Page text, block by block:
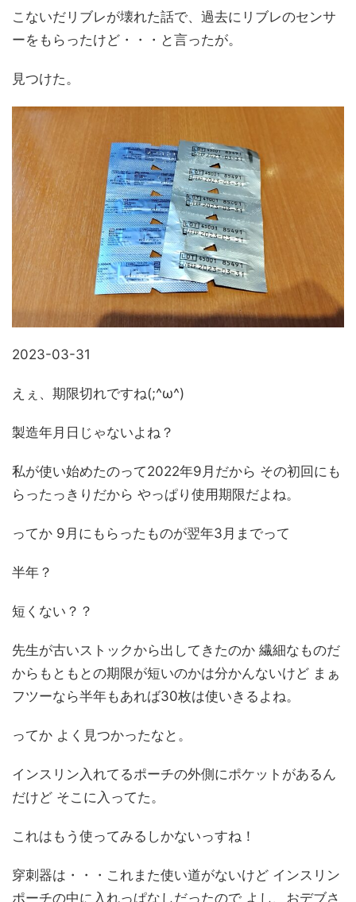
こないだリブレが壊れた話で、過去にリブレのセンサ
ーをもらったけど・・・と言ったが。
見つけた。
2023-03-31
えぇ、期限切れですね(;^ω^)
製造年月日じゃないよね？
私が使い始めたのって2022年9月だから その初回にも
らったっきりだから やっぱり使用期限だよね。
ってか 9月にもらったものが翌年3月までって
半年？
短くない？？
先生が古いストックから出してきたのか 繊細なものだ
からもともとの期限が短いのかは分かんないけど まぁ
フツーなら半年もあれば30枚は使いきるよね。
ってか よく見つかったなと。
インスリン入れてるポーチの外側にポケットがあるん
だけど そこに入ってた。
これはもう使ってみるしかないっすね！
穿刺器は・・・これまた使い道がないけど インスリン
ポーチの中に入れっぱなしだったので よし、おデブさ